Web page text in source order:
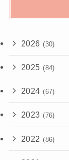
2026 (30)
2025 (84)
2024 (67)
2023 (76)
2022 (86)